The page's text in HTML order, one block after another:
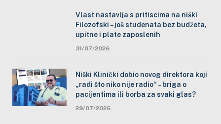
Vlast nastavlja s pritiscima na niški
Filozofski – još studenata bez budžeta,
upitne i plate zaposlenih
31/07/2026
Niški Klinički dobio novog direktora koji
„radi što niko nije radio“ – briga o
pacijentima ili borba za svaki glas?
29/07/2026